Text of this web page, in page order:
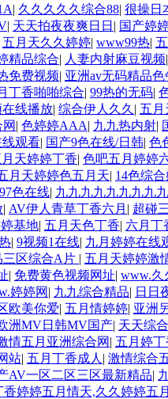
| 久久久久久综合88| 很操日
| 天天拍夜夜爽日日 | 国产婷
五月天久久婷婷| www99热|
精品综合| 人妻内射麻豆视频
免费视频| 亚洲av无码精品色
丁香啪啪综合| 99热的无码|
线播放| 综合伊人久久 | 五月
| 色婷婷AAA| 九九热内射|
线观看| 国产9色在线/日韩| 色
天婷婷丁香| 色吧五月婷婷
月天婷婷色五月天| 14色综
色在线| 九九九九九九九九
| AV伊人青草丁香六月 | 超碰
基地| 五月天色丁香| 六月丁
| 9视频1在线| 九月婷婷在线
三区综合A片 | 五月天婷婷激
| 免费黄色视频网址| www.久
婷婷网 | 九九综合精品| 日日
欧美你爱| 五月情婷婷| 亚洲
洲MV日韩MV国产| 天天综
情五月亚洲综合网 | 五月婷
站| 五月丁香成人 | 激情综合
AV一区二区三区最新精品|
婷婷五月情天,久久婷婷五